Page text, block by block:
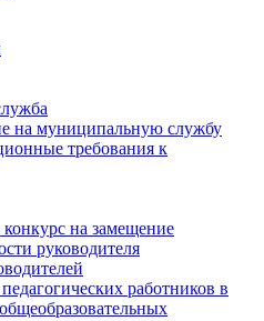
на муниципальную службу
требования к
на замещение
руководителя
работников в